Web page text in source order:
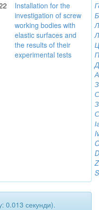
Installation for the
investigation of screw
working bodies with
elastic surfaces and
the results of their
experimental tests
0.013 секунди).